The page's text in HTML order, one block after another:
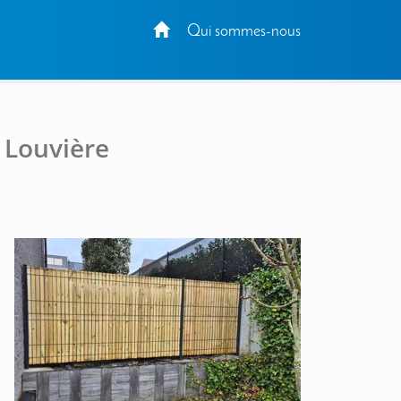
Qui sommes-nous